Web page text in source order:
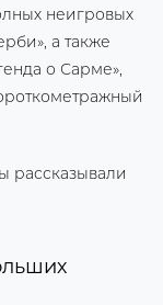
неигровых
а также
о Сарме»,
рассказывали